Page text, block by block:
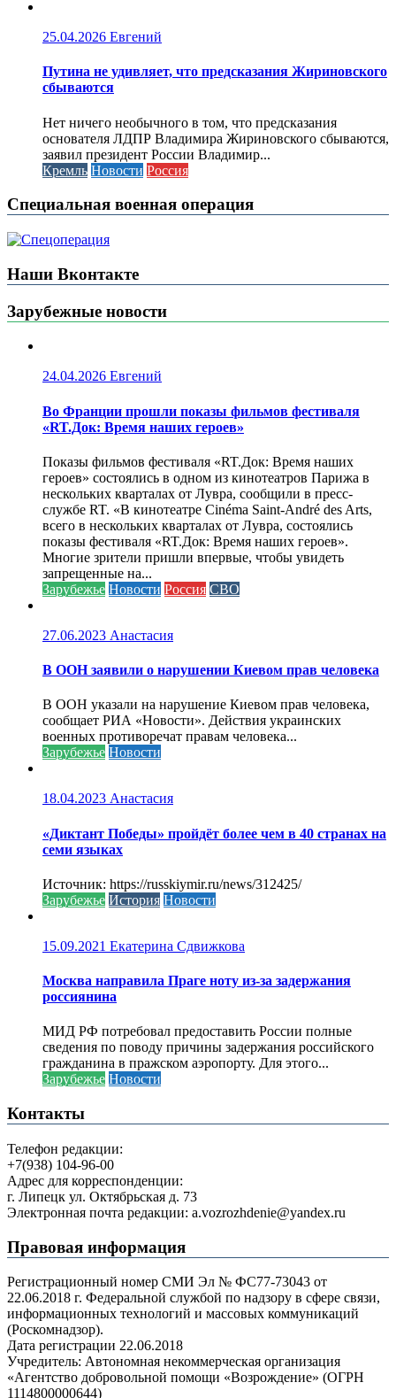
25.04.2026 Евгений
Путина не удивляет, что предсказания Жириновского
сбываются
Нет ничего необычного в том, что предсказания
основателя ЛДПР Владимира Жириновского сбываются,
заявил президент России Владимир...
Кремль Новости Россия
Специальная военная операция
Наши Вконтакте
Зарубежные новости
24.04.2026 Евгений
Во Франции прошли показы фильмов фестиваля
«RT.Док: Время наших героев»
Показы фильмов фестиваля «RT.Док: Время наших
героев» состоялись в одном из кинотеатров Парижа в
нескольких кварталах от Лувра, сообщили в пресс-
службе RT. «В кинотеатре Cinéma Saint-André des Arts,
всего в нескольких кварталах от Лувра, состоялись
показы фестиваля «RT.Док: Время наших героев».
Многие зрители пришли впервые, чтобы увидеть
запрещенные на...
Зарубежье Новости Россия СВО
27.06.2023 Анастасия
В ООН заявили о нарушении Киевом прав человека
В ООН указали на нарушение Киевом прав человека,
сообщает РИА «Новости». Действия украинских
военных противоречат правам человека...
Зарубежье Новости
18.04.2023 Анастасия
«Диктант Победы» пройдёт более чем в 40 странах на
семи языках
Источник: https://russkiymir.ru/news/312425/
Зарубежье История Новости
15.09.2021 Екатерина Сдвижкова
Москва направила Праге ноту из-за задержания
россиянина
МИД РФ потребовал предоставить России полные
сведения по поводу причины задержания российского
гражданина в пражском аэропорту. Для этого...
Зарубежье Новости
Контакты
Телефон редакции:
+7(938) 104-96-00
Адрес для корреспонденции:
г. Липецк ул. Октябрьская д. 73
Электронная почта редакции: a.vozrozhdenie@yandex.ru
Правовая информация
Регистрационный номер СМИ Эл № ФС77-73043 от
22.06.2018 г. Федеральной службой по надзору в сфере связи,
информационных технологий и массовых коммуникаций
(Роскомнадзор).
Дата регистрации 22.06.2018
Учредитель: Автономная некоммерческая организация
«Агентство добровольной помощи «Возрождение» (ОГРН
1114800000644)